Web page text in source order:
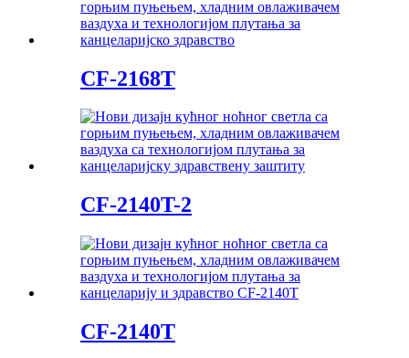
CF-2168T
CF-2140T-2
CF-2140T